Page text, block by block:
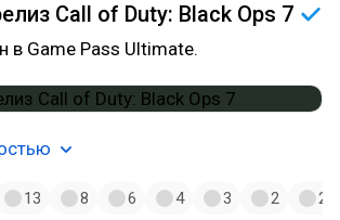
Call of Duty: Black Ops 7
в Game Pass Ultimate.
13 8 6 4 3 2 2